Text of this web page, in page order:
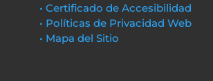
• Certificado de Accesibilidad
• Políticas de Privacidad Web
• Mapa del Sitio